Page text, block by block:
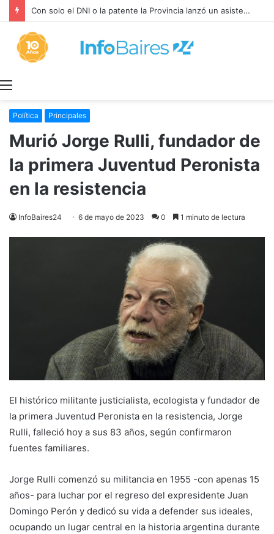
Con solo el DNI o la patente la Provincia lanzó un asistente virtual para consultar infracciones en segundos
Política Principales
Murió Jorge Rulli, fundador de
la primera Juventud Peronista
en la resistencia
InfoBaires24 6 de mayo de 2023 0 1 minuto de lectura
El histórico militante justicialista, ecologista y fundador de
la primera Juventud Peronista en la resistencia, Jorge
Rulli, falleció hoy a sus 83 años, según confirmaron
fuentes familiares.
Jorge Rulli comenzó su militancia en 1955 -con apenas 15
años- para luchar por el regreso del expresidente Juan
Domingo Perón y dedicó su vida a defender sus ideales,
ocupando un lugar central en la historia argentina durante